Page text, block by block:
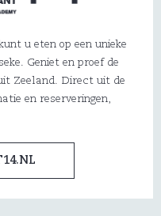
u eten op een unieke
Geniet en proef de
Zeeland. Direct uit de
en reserveringen,